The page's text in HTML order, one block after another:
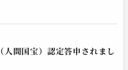
人間国宝）認定答申されまし